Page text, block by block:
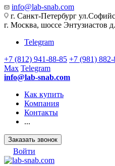
info@lab-snab.com
г. Санкт-Петербург
г. Москва, шоссе Энтузиастов
Telegram
+7 (812) 941-88-85 +7 (981)
Max Telegram
info@lab-snab.com
Как купить
Компания
Контакты
...
Заказать звонок
Войти